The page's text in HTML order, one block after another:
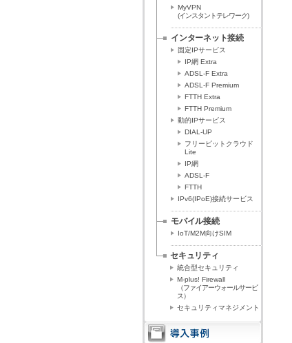
MyVPN
(インスタントテレワーク)
インターネット接続
固定IPサービス
IP網 Extra
ADSL-F Extra
ADSL-F Premium
FTTH Extra
FTTH Premium
動的IPサービス
DIAL-UP
フリービットクラウド
Lite
IP網
ADSL-F
FTTH
IPv6(IPoE)接続サービス
モバイル接続
IoT/M2M向けSIM
セキュリティ
統合型セキュリティ
M-plus! Firewall
（ファイアーウォールサービ
ス）
セキュリティマネジメント